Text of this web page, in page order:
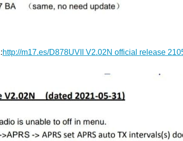
http://m17.es/D878UVII V2.02N official release